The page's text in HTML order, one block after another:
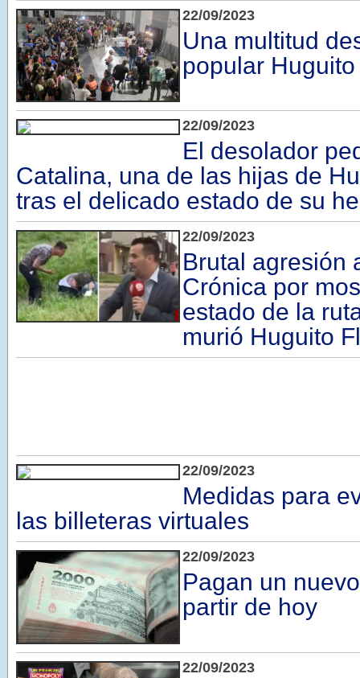
22/09/2023
Una multitud
popular
22/09/2023
El desolador
Catalina, una de las hijas de
tras el delicado estado de su
22/09/2023
Brutal agresión
Crónica por
estado de la
murió Huguito
22/09/2023
Medidas para
las billeteras virtuales
22/09/2023
Pagan un
partir de hoy
22/09/2023